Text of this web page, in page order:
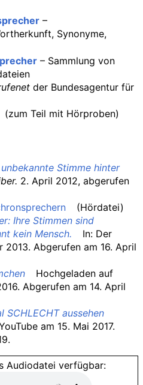
–
Synonyme,
– Sammlung von
der Bundesagentur für
(zum Teil mit Hörproben)
Stimme hinter
2. April 2012, abgerufen
(Hördatei)
Ihre Stimmen sind
kein Mensch.
In: Der
Abgerufen am 16. April
Hochgeladen auf
Abgerufen am 14. April
SCHLECHT aussehen
am 15. Mai 2017.
Audiodatei verfügbar: